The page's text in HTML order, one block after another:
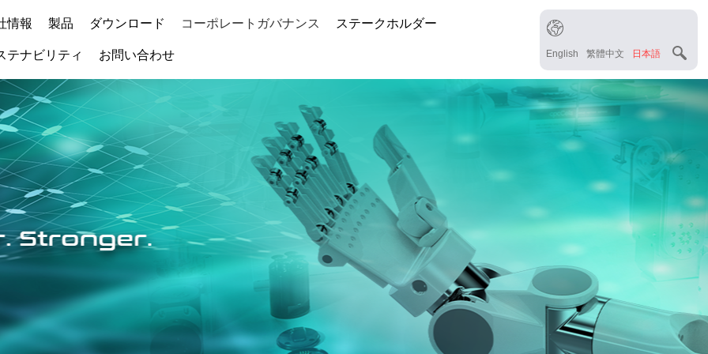
情報 製品 ダウンロード コーポレートガバナンス ステークホルダー
テナビリティ お問い合わせ English 繁體中文 日本語